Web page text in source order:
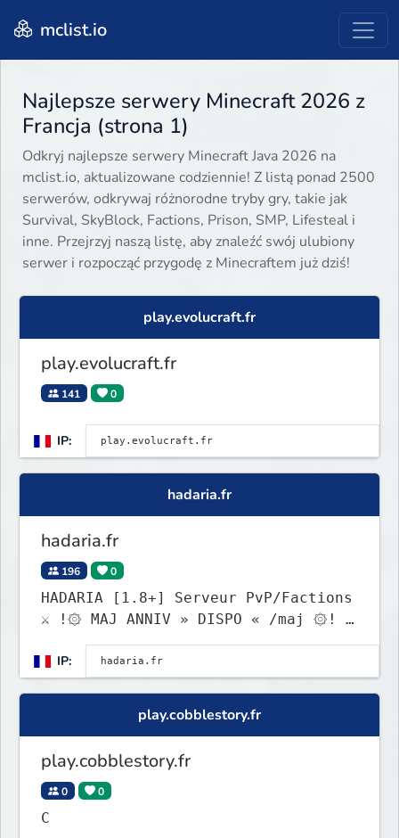
mclist.io
Najlepsze serwery Minecraft 2026 z
Francja (strona 1)
Odkryj najlepsze serwery Minecraft Java 2026 na
mclist.io, aktualizowane codziennie! Z listą ponad 2500
serwerów, odkrywaj różnorodne tryby gry, takie jak
Survival, SkyBlock, Factions, Prison, SMP, Lifesteal i
inne. Przejrzyj naszą listę, aby znaleźć swój ulubiony
serwer i rozpocząć przygodę z Minecraftem już dziś!
play.evolucraft.fr
play.evolucraft.fr
141 0
IP:
hadaria.fr
hadaria.fr
196 0
HADARIA [1.8+] Serveur PvP/Factions
⚔ !۞ MAJ ANNIV » DISPO « /maj ۞! #
⚔ Versions Bedrock acceptées ⚔ # ✸
Retour des CoinFlip ✸ ❤ VOTES
TRIPLES ❤ # NEW! !!⓪!! CAISSE
POKEMON !!⓪!! avec textures ⚔
Versions Bedrock acceptées ⚔ # ⚔
IP:
play.cobblestory.fr
play.cobblestory.fr
0 0
C